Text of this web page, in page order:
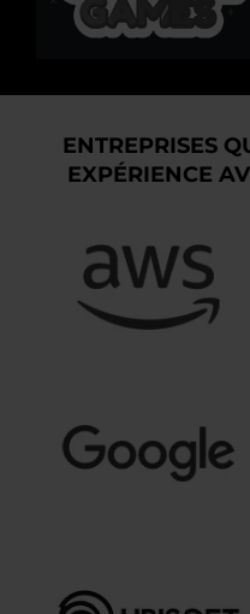
ENTREPRISES
EXPÉRIENCE